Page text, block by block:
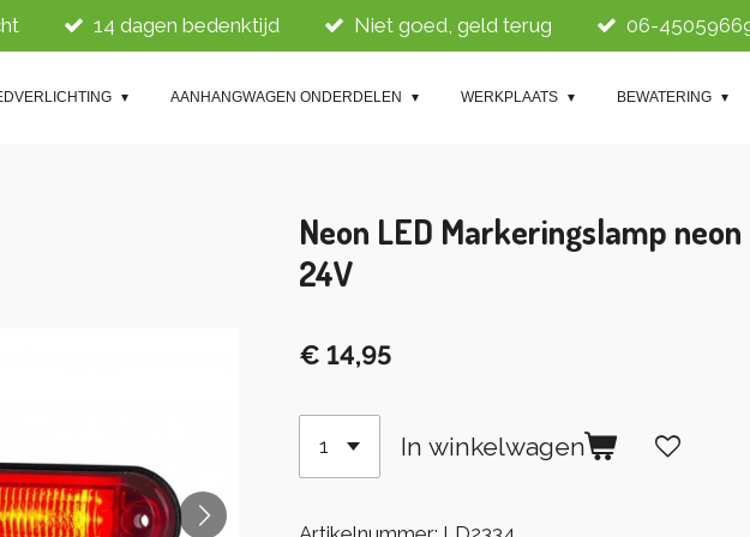
14 dagen bedenktijd Niet goed, geld terug 06-
AANHANGWAGEN ONDERDELEN WERKPLAATS BEWATERING
Neon LED Markeringslamp
24V
€ 14,95
In winkelwagen